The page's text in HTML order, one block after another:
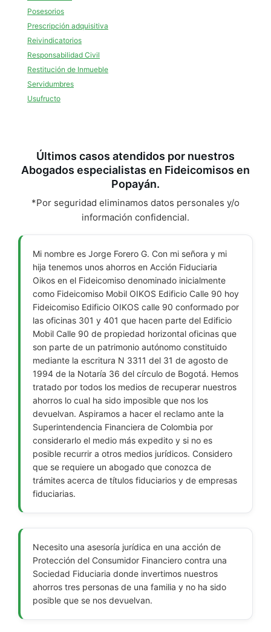
Posesorios
Prescripción adquisitiva
Reivindicatorios
Responsabilidad Civil
Restitución de Inmueble
Servidumbres
Usufructo
Últimos casos atendidos por nuestros
Abogados especialistas en Fideicomisos en
Popayán.
*Por seguridad eliminamos datos personales y/o
información confidencial.
Mi nombre es Jorge Forero G. Con mi señora y mi
hija tenemos unos ahorros en Acción Fiduciaria
Oikos en el Fideicomiso denominado inicialmente
como Fideicomiso Mobil OIKOS Edificio Calle 90 hoy
Fideicomiso Edificio OIKOS calle 90 conformado por
las oficinas 301 y 401 que hacen parte del Edificio
Mobil Calle 90 de propiedad horizontal oficinas que
son parte de un patrimonio autónomo constituido
mediante la escritura N 3311 del 31 de agosto de
1994 de la Notaría 36 del círculo de Bogotá. Hemos
tratado por todos los medios de recuperar nuestros
ahorros lo cual ha sido imposible que nos los
devuelvan. Aspiramos a hacer el reclamo ante la
Superintendencia Financiera de Colombia por
considerarlo el medio más expedito y si no es
posible recurrir a otros medios jurídicos. Considero
que se requiere un abogado que conozca de
trámites acerca de títulos fiduciarios y de empresas
fiduciarias.
Necesito una asesoría jurídica en una acción de
Protección del Consumidor Financiero contra una
Sociedad Fiduciaria donde invertimos nuestros
ahorros tres personas de una familia y no ha sido
posible que se nos devuelvan.